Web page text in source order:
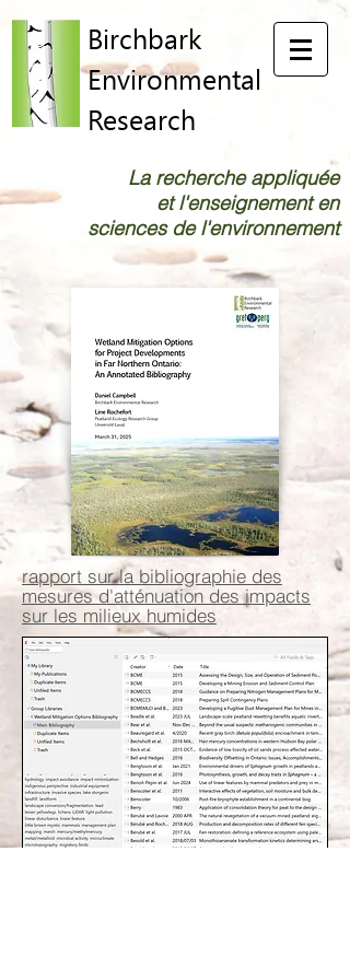
Birchbark
Environmental
Research
La recherche appliquée
et l'enseignement en
sciences de l'environnement
rapport sur la bibliographie des
mesures d'atténuation des impacts
sur les milieux humides